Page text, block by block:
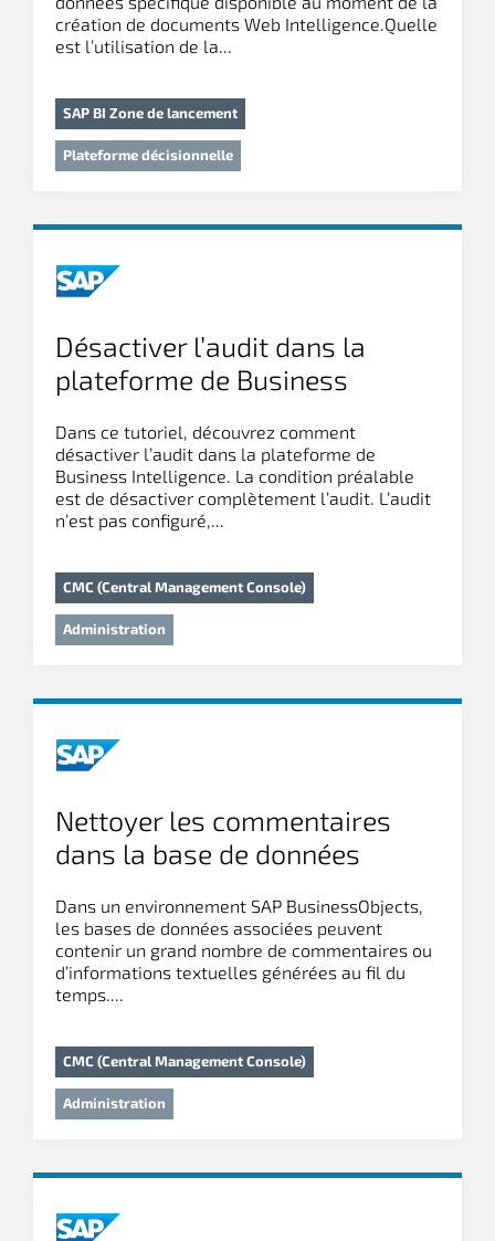
création de documents Web Intelligence.Quelle
est l’utilisation de la...
SAP BI Zone de lancement
Plateforme décisionnelle
Désactiver l’audit dans la
plateforme de Business
Dans ce tutoriel, découvrez comment
désactiver l’audit dans la plateforme de
Business Intelligence. La condition préalable
est de désactiver complètement l’audit. L’audit
n’est pas configuré,...
CMC (Central Management Console)
Administration
Nettoyer les commentaires
dans la base de données
Dans un environnement SAP BusinessObjects,
les bases de données associées peuvent
contenir un grand nombre de commentaires ou
d’informations textuelles générées au fil du
temps....
CMC (Central Management Console)
Administration